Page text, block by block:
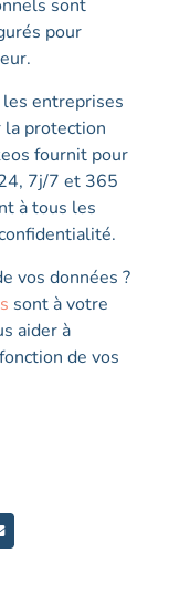
sont
pour
entreprises
la protection
fournit pour
7j/7 et 365
à tous les
vos données ?
sont à votre
aider à
de vos